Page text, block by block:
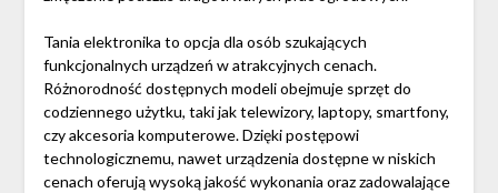
Tania elektronika to opcja dla osób szukających
funkcjonalnych urządzeń w atrakcyjnych cenach.
Różnorodność dostępnych modeli obejmuje sprzęt do
codziennego użytku, taki jak telewizory, laptopy, smartfony,
czy akcesoria komputerowe. Dzięki postępowi
technologicznemu, nawet urządzenia dostępne w niskich
cenach oferują wysoką jakość wykonania oraz zadowalające